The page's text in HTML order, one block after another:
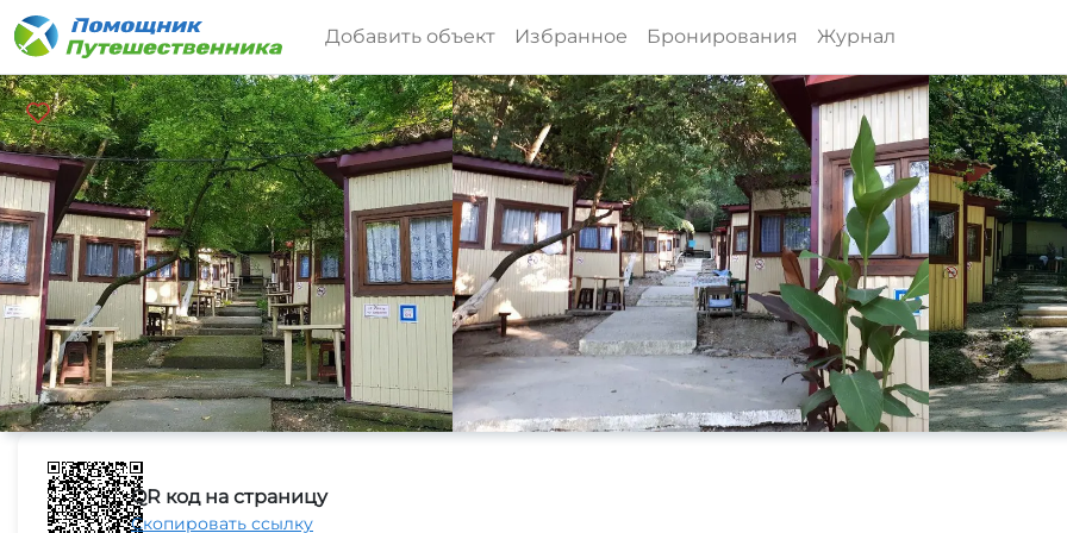
Добавить объект Избранное Бронирования Журнал
QR код на страницу
Скопировать ссылку